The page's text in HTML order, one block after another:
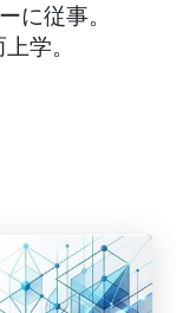
に従事。
学。